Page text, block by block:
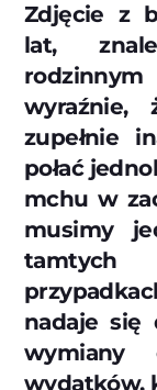
Zdjęcie z
lat,
wyraźnie,
zupełnie
połać
mchu w
musimy
tamtych
nadaje się
wymiany
wydatków,